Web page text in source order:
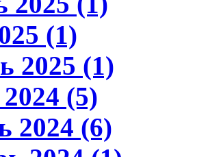
(1)
2025 (1)
(5)
2024 (6)